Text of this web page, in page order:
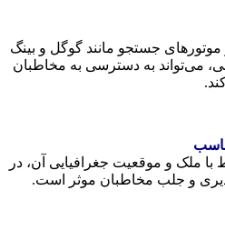
موتورهای جستجو مانند گوگل و بینگ
می‌تواند به دسترسی به مخاطبان
با ملک و موقعیت جغرافیایی آن، در
پذیری و جلب مخاطبان موثر است.